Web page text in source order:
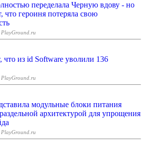
переделала Черную вдову - но
что героиня потеряла свою
| PlayGround.ru
из id Software уволили 136
| PlayGround.ru
модульные блоки питания
архитектурой для упрощения
| PlayGround.ru